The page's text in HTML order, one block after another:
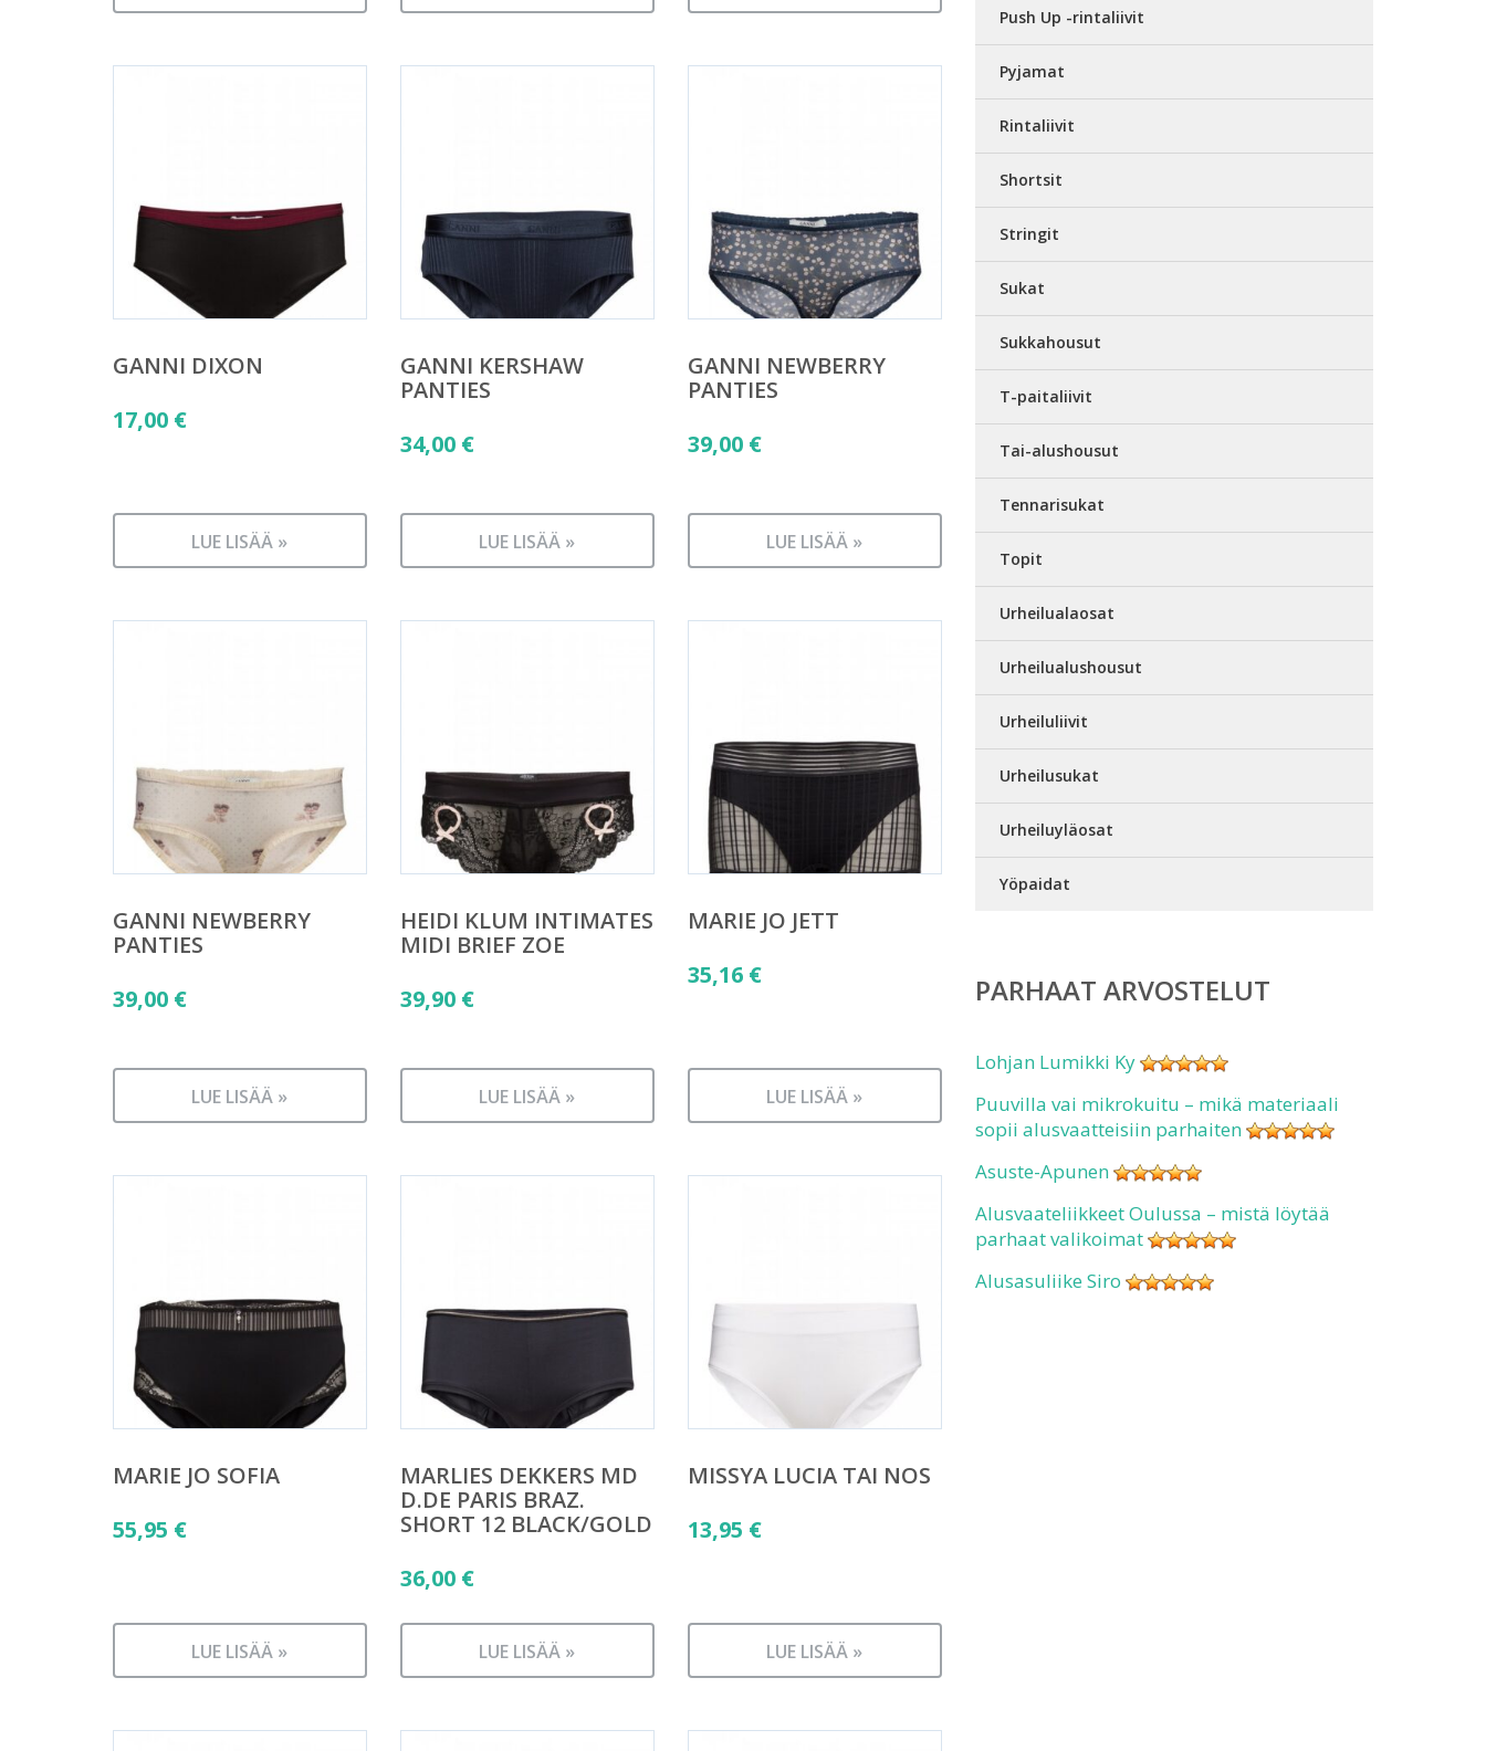
GANNI DIXON
17,00 €
LUE LISÄÄ »
GANNI KERSHAW
PANTIES
34,00 €
LUE LISÄÄ »
GANNI NEWBERRY
PANTIES
39,00 €
LUE LISÄÄ »
GANNI NEWBERRY
PANTIES
39,00 €
LUE LISÄÄ »
HEIDI KLUM INTIMATES
MIDI BRIEF ZOE
39,90 €
LUE LISÄÄ »
MARIE JO JETT
35,16 €
LUE LISÄÄ »
MARIE JO SOFIA
55,95 €
LUE LISÄÄ »
MARLIES DEKKERS MD
D.DE PARIS BRAZ.
SHORT 12 BLACK/GOLD
36,00 €
LUE LISÄÄ »
MISSYA LUCIA TAI NOS
13,95 €
LUE LISÄÄ »
Push Up -rintaliivit
Pyjamat
Rintaliivit
Shortsit
Stringit
Sukat
Sukkahousut
T-paitaliivit
Tai-alushousut
Tennarisukat
Topit
Urheilualaosat
Urheilualushousut
Urheiluliivit
Urheilusukat
Urheiluyläosat
Yöpaidat
PARHAAT ARVOSTELUT
Lohjan Lumikki Ky
Puuvilla vai mikrokuitu – mikä materiaali
sopii alusvaatteisiin parhaiten
Asuste-Apunen
Alusvaateliikkeet Oulussa – mistä löytää
parhaat valikoimat
Alusasuliike Siro